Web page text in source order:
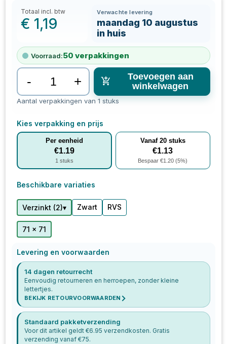
Totaal incl. btw
€ 1,19
Verwachte levering
maandag 10 augustus
in huis
Voorraad:50 verpakkingen
- +
Toevoegen aan
winkelwagen
Aantal verpakkingen van 1 stuks
Kies verpakking en prijs
Per eenheid
€1.19
1 stuks
Vanaf 20stuks
€1.13
Bespaar €1.20 (5%)
Beschikbare variaties
Verzinkt (2)▾ Zwart RVS
71 x 71
Levering en voorwaarden
14 dagen retourrecht
Eenvoudig retourneren en herroepen, zonder kleine
lettertjes.
BEKIJK RETOURVOORWAARDEN
Standaard pakketverzending
Voor dit artikel geldt €6.95 verzendkosten. Gratis
verzending vanaf €75.